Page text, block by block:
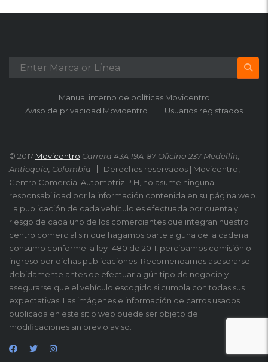
Manual interno de políticas Movicentro
Aviso de privacidad Movicentro
Usuarios registrados
© 2017 Movicentro Carrera 43A 19A-87 Oficina 237 Medellín,
Antioquia, Colombia
Derechos reservados | Movicentro,
Centro Comercial Automotriz P.H, no asume ninguna
responsabilidad por la información contenida en su página web.
La publicación de cada vehículo es efectuada por cuenta y
riesgo de cada uno de los comerciantes que integran nuestro
centro comercial sin que hagamos parte alguna de la cadena
consumo conforme la ley 1480 de 2011, percibamos comisión o
ingreso por dichas publicaciones. Recomendamos asesorarse
debidamente antes de efectuar algún tipo de negocio y
asegurarse que el vehículo escogido si cumpla con todas sus
expectativas. Las imágenes e información de carros usados
publicada en este sitio web puede ser objeto de
modificaciones sin previo aviso.